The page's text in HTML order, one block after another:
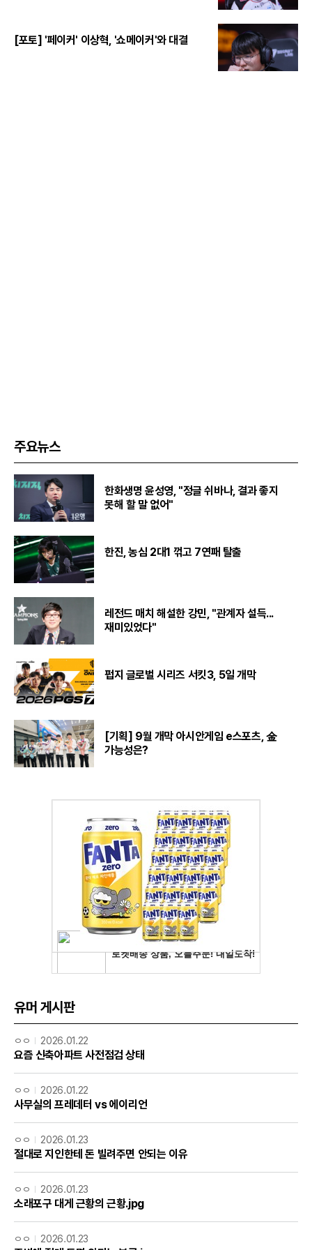
[포토] '페이커' 이상혁, '쇼메이커'와 대결
주요뉴스
한화생명 윤성영, "정글 쉬바나, 결과 좋지
못해 할 말 없어"
한진, 농심 2대1 꺾고 7연패 탈출
레전드 매치 해설한 강민, "관계자 설득...
재미있었다"
펍지 글로벌 시리즈 서킷3, 5일 개막
[기획] 9월 개막 아시안게임 e스포츠, 金
가능성은?
유머 게시판
ㅇㅇ 2026.01.22
요즘 신축아파트 사전점검 상태
ㅇㅇ 2026.01.22
사무실의 프레데터 vs 에이리언
ㅇㅇ 2026.01.23
절대로 지인한테 돈 빌려주면 안되는 이유
ㅇㅇ 2026.01.23
소래포구 대게 근황의 근황.jpg
ㅇㅇ 2026.01.23